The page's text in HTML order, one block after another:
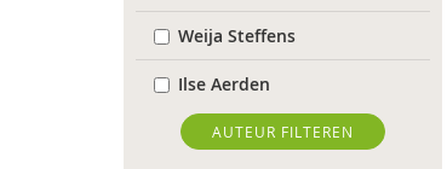
Weija Steffens
Ilse Aerden
Pauline van Aken
AUTEUR FILTEREN